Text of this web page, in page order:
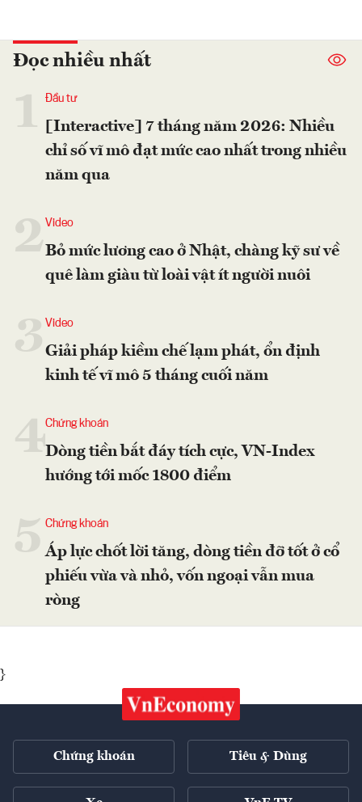
Đọc nhiều nhất
Đầu tư
[Interactive] 7 tháng năm 2026: Nhiều
chỉ số vĩ mô đạt mức cao nhất trong nhiều
năm qua
2Video
Bỏ mức lương cao ở Nhật, chàng kỹ sư về
quê làm giàu từ loài vật ít người nuôi
Video
Giải pháp kiềm chế lạm phát, ổn định
kinh tế vĩ mô 5 tháng cuối năm
4Chứng khoán
Dòng tiền bắt đáy tích cực, VN-Index
hướng tới mốc 1800 điểm
Chứng khoán
Áp lực chốt lời tăng, dòng tiền đỡ tốt ở cổ
phiếu vừa và nhỏ, vốn ngoại vẫn mua
ròng
}
Chứng khoán Tiêu & Dùng